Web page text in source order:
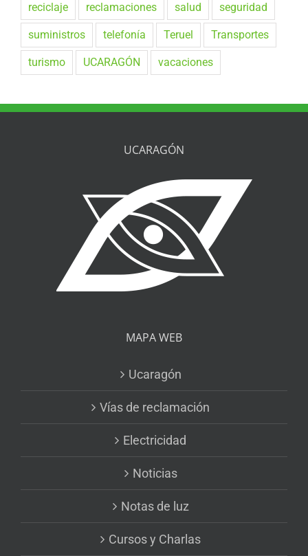
reciclaje reclamaciones salud seguridad
suministros telefonía Teruel Transportes
turismo UCARAGÓN vacaciones
UCARAGÓN
MAPA WEB
Ucaragón
Vías de reclamación
Electricidad
Noticias
Notas de luz
Cursos y Charlas